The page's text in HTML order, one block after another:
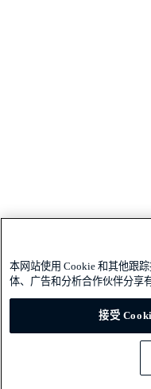
本网站使用 Cookie 和其他跟
体、广告和分析合作伙伴分享
接受